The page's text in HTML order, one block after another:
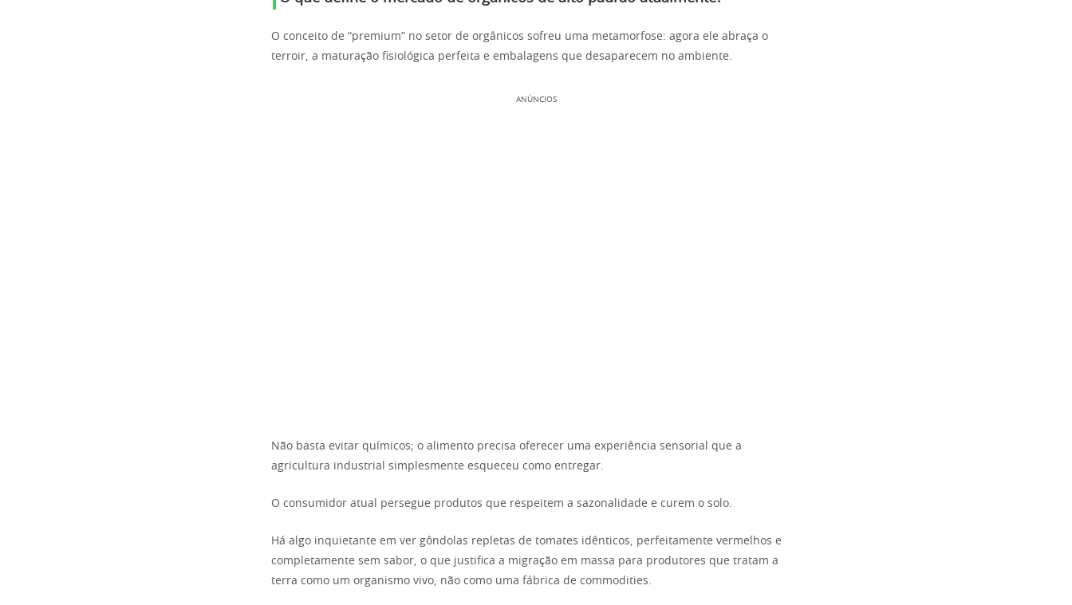
O conceito de “premium” no setor de orgânicos sofreu uma metamorfose: agora ele abraça o
terroir, a maturação fisiológica perfeita e embalagens que desaparecem no ambiente.
ANÚNCIOS
Não basta evitar químicos; o alimento precisa oferecer uma experiência sensorial que a
agricultura industrial simplesmente esqueceu como entregar.
O consumidor atual persegue produtos que respeitem a sazonalidade e curem o solo.
Há algo inquietante em ver gôndolas repletas de tomates idênticos, perfeitamente vermelhos e
completamente sem sabor, o que justifica a migração em massa para produtores que tratam a
terra como um organismo vivo, não como uma fábrica de commodities.